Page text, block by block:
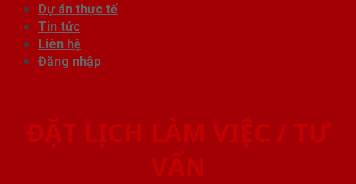
Dự án thực tế
Tin tức
Liên hệ
Đăng nhập
ĐẶT LỊCH LÀM VIỆC / TƯ
VẤN